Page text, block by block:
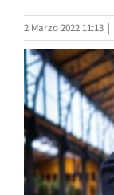
2 Marzo 2022 11:13 |